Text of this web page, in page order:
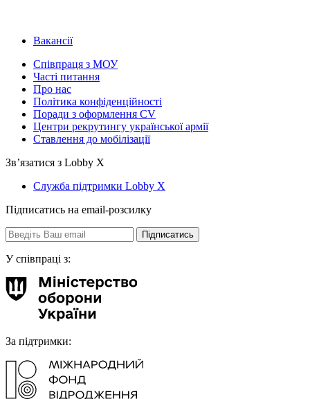
Вакансії
Співпраця з МОУ
Часті питання
Про нас
Політика конфіденційності
Поради з оформлення CV
Центри рекрутингу української армії
Ставлення до мобілізації
Звʼязатися з Lobby X
Служба підтримки Lobby X
Підписатись на email-розсилку
У співпраці з:
За підтримки: